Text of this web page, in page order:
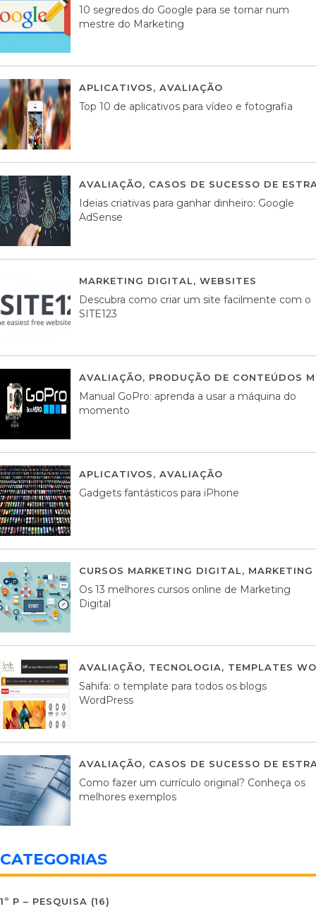
10 segredos do Google para se tornar num
mestre do Marketing
APLICATIVOS, AVALIAÇÃO
Top 10 de aplicativos para vídeo e fotografia
AVALIAÇÃO, CASOS DE SUCESSO DE
Ideias criativas para ganhar dinheiro: Google
AdSense
MARKETING DIGITAL, WEBSITES
Descubra como criar um site facilmente com o
SITE123
AVALIAÇÃO, PRODUÇÃO DE CONTEÚDOS
Manual GoPro: aprenda a usar a máquina do
momento
APLICATIVOS, AVALIAÇÃO
Gadgets fantásticos para iPhone
CURSOS MARKETING DIGITAL,
Os 13 melhores cursos online de Marketing
Digital
AVALIAÇÃO, TECNOLOGIA, TEMPLATES
Sahifa: o template para todos os blogs
WordPress
AVALIAÇÃO, CASOS DE SUCESSO DE
Como fazer um currículo original? Conheça os
melhores exemplos
CATEGORIAS
1º P – PESQUISA (16)